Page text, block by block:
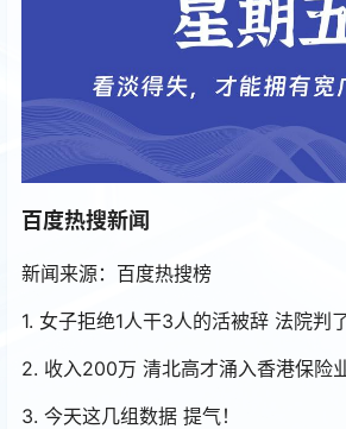
百度热搜新闻
新闻来源：百度热搜榜
1. 女子拒绝1人干3人的活被辞 法院判
2. 收入200万 清北高才涌入香港保险
3. 今天这几组数据 提气！